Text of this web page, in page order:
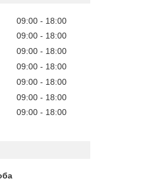
09:00
18:00
09:00
18:00
09:00
18:00
09:00
18:00
09:00
18:00
09:00
18:00
09:00 18:00